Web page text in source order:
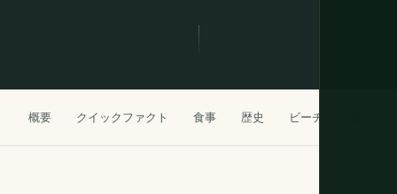
概要 クイックファクト 食事 歴史 ビーチ